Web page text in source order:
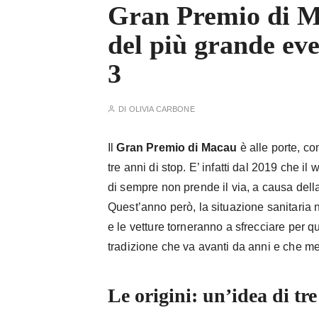
Gran Premio di
del più grande
3
DI OLIVIA CARBONE
IlGran Premio di Macau è alle porte,
tre anni di stop. E’ infatti dal 2019 che il
di sempre non prende il via, a causa
Quest’anno però, la situazione sanitaria
e le vetture torneranno a sfrecciare per
tradizione che va avanti da anni e che
Le origini: un’idea di